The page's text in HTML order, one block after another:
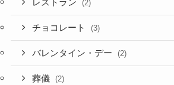
レストラン (2)
チョコレート (3)
バレンタイン・デー (2)
葬儀 (2)